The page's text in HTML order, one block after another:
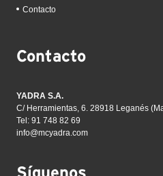
Contacto
Contacto
YADRA S.A.
C/ Herramientas, 6. 28918 Leganés
Tel: 91 748 82 69
info@mcyadra.com